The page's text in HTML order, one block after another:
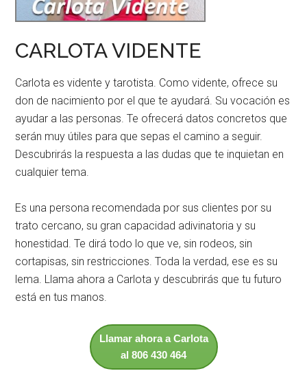
CARLOTA VIDENTE
Carlota es vidente y tarotista. Como vidente, ofrece su
don de nacimiento por el que te ayudará. Su vocación es
ayudar a las personas. Te ofrecerá datos concretos que
serán muy útiles para que sepas el camino a seguir.
Descubrirás la respuesta a las dudas que te inquietan en
cualquier tema.
Es una persona recomendada por sus clientes por su
trato cercano, su gran capacidad adivinatoria y su
honestidad. Te dirá todo lo que ve, sin rodeos, sin
cortapisas, sin restricciones. Toda la verdad, ese es su
lema. Llama ahora a Carlota y descubrirás que tu futuro
está en tus manos.
Llamar ahora a Carlota
al 806 430 464